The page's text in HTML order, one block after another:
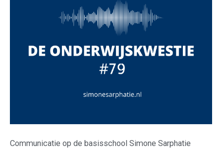
Communicatie op de basisschool Simone Sarphatie